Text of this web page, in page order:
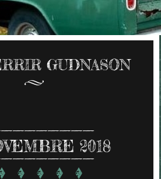
GUDNASON
2018